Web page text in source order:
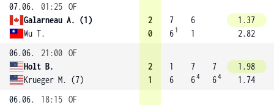
07.06. 01:25 OF
Galarneau A. (1)
Wu T.
2
0
7
6 1
6
1
1.37
2.82
06.06.
21:00 OF
Holt B.
Krueger M. (7)
2
1
1
6
7
64
7
64
1.98
1.74
06.06.
18:15 OF